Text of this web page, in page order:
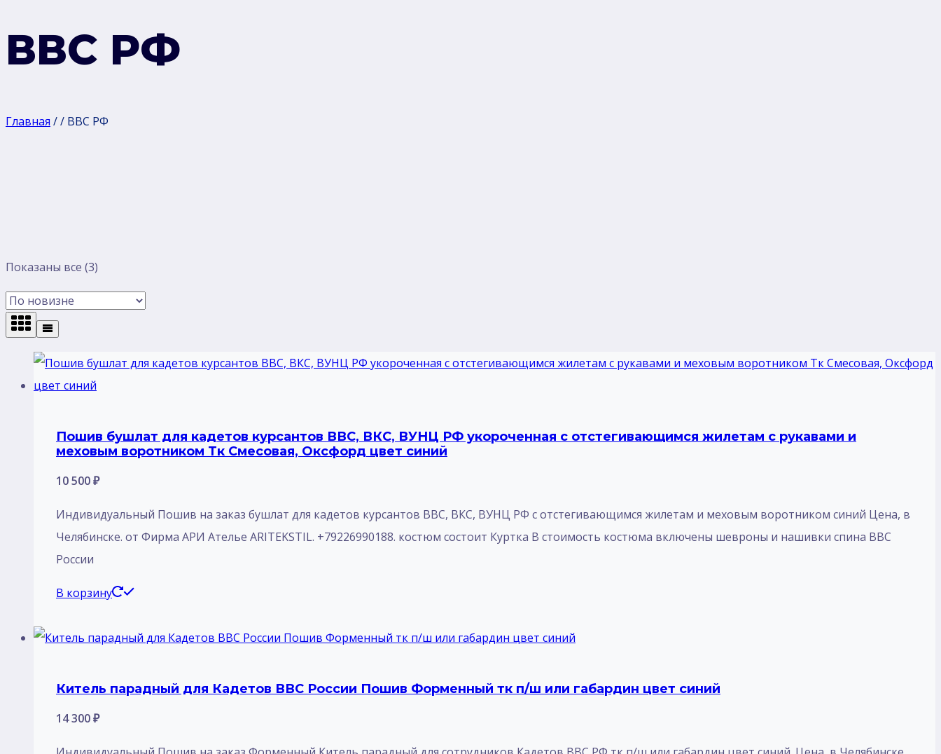
ВВС РФ
Главная // ВВС РФ
Показаны все (3)
самые
недавние
Пошив бушлат для кадетов курсантов ВВС, ВКС, ВУНЦ РФ укороченная с отстегивающимся жилетам с рукавами и
меховым воротником Тк Смесовая, Оксфорд цвет синий
10 500₽
Индивидуальный Пошив на заказ бушлат для кадетов курсантов ВВС, ВКС, ВУНЦ РФ с отстегивающимся жилетам и меховым воротником синий Цена, в
Челябинске. от Фирма АРИ Ателье ARITEKSTIL. +79226990188. костюм состоит Куртка В стоимость костюма включены шевроны и нашивки спина ВВС
России
В корзину
Китель парадный для Кадетов ВВС России Пошив Форменный тк п/ш или габардин цвет синий
14 300₽